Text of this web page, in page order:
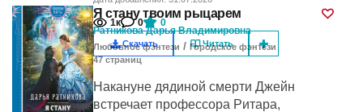
1к 0 0
Скачать Читать
Я стану твоим рыцарем
Ратникова Дарья Владимировна
Любовное фэнтези / Городское фэнтези
47cтраниц
Накануне дядиной смерти Джейн
встречает профессора Ритара,